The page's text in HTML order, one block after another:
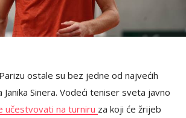
ostale su bez jedne od najvećih
Sinera. Vodeći teniser sveta javno
učestvovati na turniru za koji će žrijeb